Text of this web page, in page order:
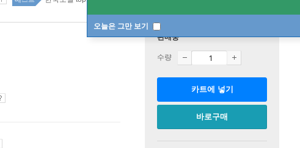
오늘은 그만 보기
판매중
수량
카트에 넣기
바로구매